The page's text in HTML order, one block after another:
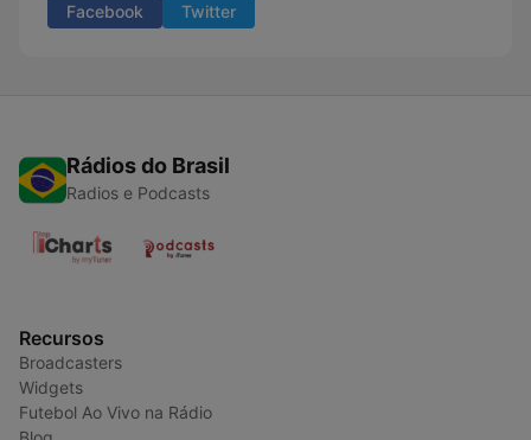
Facebook Twitter
Rádios do Brasil
Radios e Podcasts
Recursos
Broadcasters
Widgets
Futebol Ao Vivo na Rádio